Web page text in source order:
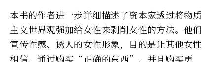
本书的作者进一步详细描述了资本家透过将物质
主义世界观强加给女性来剥削女性的方法。他们
宣传性感、诱人的女性形象，目的是让其他女性
相信，通过购买“正确的东西”，并且购买更